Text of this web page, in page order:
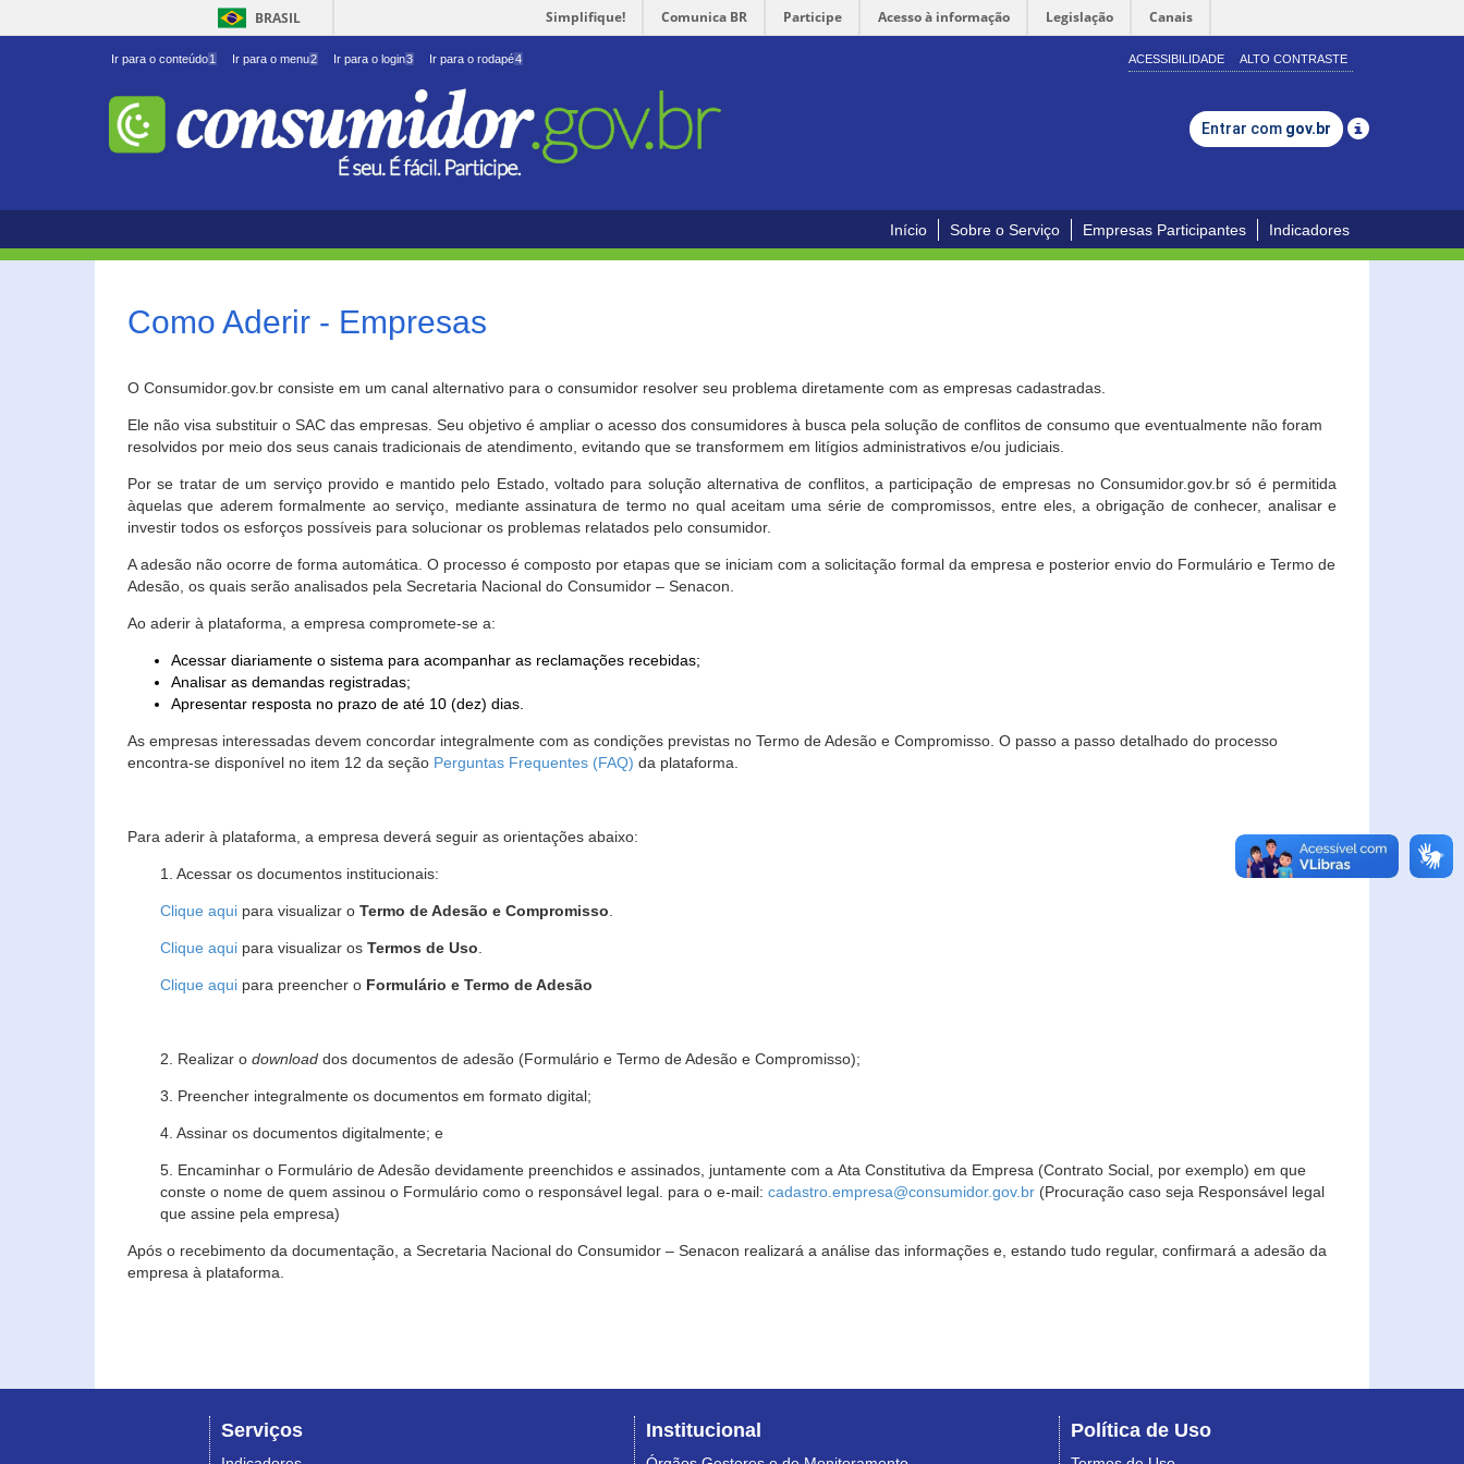
BRASIL Simplifique! Comunica BR Participe Acesso à informação Legislação Canais
Ir para o conteúdo1 Ir para o menu2 Ir para o login3 Ir para o rodapé4 ACESSIBILIDADE ALTO CONTRASTE
Entrar com gov.br
Início Sobre o Serviço Empresas Participantes Indicadores
Como Aderir - Empresas
O Consumidor.gov.br consiste em um canal alternativo para o consumidor resolver seu problema diretamente com as empresas cadastradas.
Ele não visa substituir o SAC das empresas. Seu objetivo é ampliar o acesso dos consumidores à busca pela solução de conflitos de consumo que eventualmente não foram
resolvidos por meio dos seus canais tradicionais de atendimento, evitando que se transformem em litígios administrativos e/ou judiciais.
Por se tratar de um serviço provido e mantido pelo Estado, voltado para solução alternativa de conflitos, a participação de empresas no Consumidor.gov.br só é permitida
àquelas que aderem formalmente ao serviço, mediante assinatura de termo no qual aceitam uma série de compromissos, entre eles, a obrigação de conhecer, analisar e
investir todos os esforços possíveis para solucionar os problemas relatados pelo consumidor.
A adesão não ocorre de forma automática. O processo é composto por etapas que se iniciam com a solicitação formal da empresa e posterior envio do Formulário e Termo de
Adesão, os quais serão analisados pela Secretaria Nacional do Consumidor – Senacon.
Ao aderir à plataforma, a empresa compromete-se a:
Acessar diariamente o sistema para acompanhar as reclamações recebidas;
Analisar as demandas registradas;
Apresentar resposta no prazo de até 10 (dez) dias.
As empresas interessadas devem concordar integralmente com as condições previstas no Termo de Adesão e Compromisso. O passo a passo detalhado do processo
encontra-se disponível no item 12 da seção Perguntas Frequentes (FAQ) da plataforma.
Para aderir à plataforma, a empresa deverá seguir as orientações abaixo:
1. Acessar os documentos institucionais:
Clique aqui para visualizar o Termo de Adesão e Compromisso
Clique aqui para visualizar os Termos de Uso
Clique aqui para preencher o Formulário e Termo de Adesão
2. Realizar o download dos documentos de adesão (Formulário e Termo de Adesão e Compromisso);
3. Preencher integralmente os documentos em formato digital;
4. Assinar os documentos digitalmente; e
5. Encaminhar o Formulário de Adesão devidamente preenchidos e assinados, juntamente com a Ata Constitutiva da Empresa (Contrato Social, por exemplo) em que
conste o nome de quem assinou o Formulário como o responsável legal. para o e-mail: cadastro.empresa@consumidor.gov.br (Procuração caso seja Responsável legal
que assine pela empresa)
Após o recebimento da documentação, a Secretaria Nacional do Consumidor – Senacon realizará a análise das informações e, estando tudo regular, confirmará a adesão da
empresa à plataforma.
Serviços Institucional Política de Uso